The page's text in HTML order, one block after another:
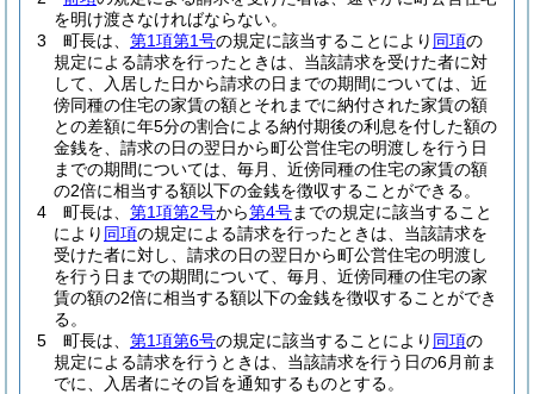
を明け渡さなければならない。
3
町長は、 第1項第1号の規定に該当することにより 同項の
規定による請求を行ったときは、当該請求を受けた者に対
して、入居した日から請求の日までの期間については、近
傍同種の住宅の家賃の額とそれまでに納付された家賃の額
との差額に年5分の割合による納付期後の利息を付した額の
金銭を、請求の日の翌日から町公営住宅の明渡しを行う日
までの期間については、毎月、近傍同種の住宅の家賃の額
の2倍に相当する額以下の金銭を徴収することができる。
4
町長は、 第1項第2号から第4号までの規定に該当すること
により 同項の規定による請求を行ったときは、当該請求を
受けた者に対し、請求の日の翌日から町公営住宅の明渡し
を行う日までの期間について、毎月、近傍同種の住宅の家
賃の額の2倍に相当する額以下の金銭を徴収することができ
る。
5
町長は、 第1項第6号の規定に該当することにより 同項の
規定による請求を行うときは、当該請求を行う日の6月前ま
でに、入居者にその旨を通知するものとする。